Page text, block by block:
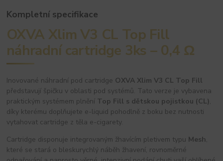
Kompletní specifikace
OXVA Xlim V3 CL Top Fill
náhradní cartridge 3ks – 0,4 Ω
Inovované náhradní pod cartridge OXVA Xlim V3 CL Top Fill
představují špičku v oblasti pod systémů. Tato verze je vybavena
praktickým systémem plnění Top Fill s dětskou pojistkou (CL),
díky kterému doplňujete e-liquid pohodlně z boku bez nutnosti
vytahovat cartridge z těla e-cigarety.
Cartridge disponuje integrovaným žhavícím pletivem typu Mesh,
které se stará o bleskurychlý náběh žhavení, rovnoměrné